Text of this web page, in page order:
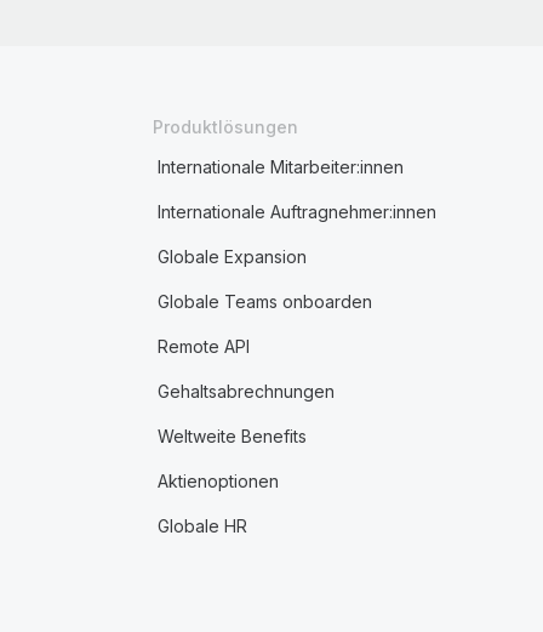
Produktlösungen
Internationale Mitarbeiter:innen
Internationale Auftragnehmer:innen
Globale Expansion
Globale Teams onboarden
Remote API
Gehaltsabrechnungen
Weltweite Benefits
Aktienoptionen
Globale HR